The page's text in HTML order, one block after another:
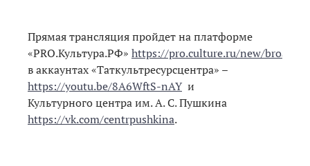
Прямая трансляция пройдет на платформе
«PRO.Культура.РФ» https://pro.culture.ru/new/
в аккаунтах «Таткультресурсцентра» –
https://youtu.be/8A6WftS-nAYи
Культурного центра им. А. С. Пушкина
https://vk.com/centrpushkina.